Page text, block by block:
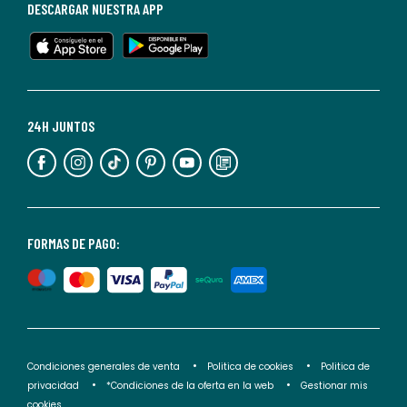
en
cualquier
Para
información,
puedes
nuestra
de
privacidad</2>.
FORMAS DE PAGO:
24H JUNTOS
DESCARGAR NUESTRA APP
Condiciones generales de venta Politica de cookies
Politica de
privacidad
*Condiciones de la oferta en la web
Gestionar mis